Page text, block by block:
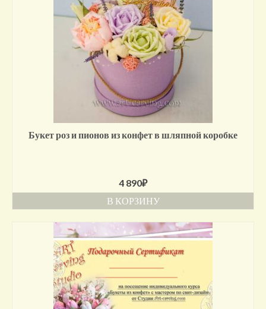
Букет роз и пионов из конфет в шляпной коробке
4 890₽
В КОРЗИНУ